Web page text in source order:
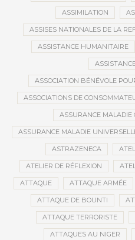
ASSIMILATION
ASSISES NATIONALES DE LA
ASSISTANCE HUMANITAIRE
ASSOCIATION BÉNÉVOLE
ASSOCIATIONS DE
ASSURANCE MALADIE
ASSURANCE MALADIE
ASTRAZENECA
ATELIER DE RÉFLEXION
ATTAQUE ATTAQUE ARMÉE
ATTAQUE DE BOUNTI
ATTAQUE TERRORISTE
ATTAQUES AU NIGER